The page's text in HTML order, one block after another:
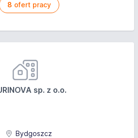
8 ofert pracy
sp. z o.o.
Bydgoszcz